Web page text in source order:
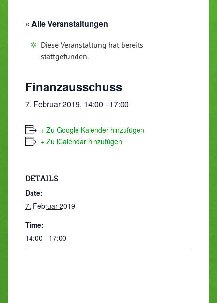
« Alle Veranstaltungen
Diese Veranstaltung hat bereits
stattgefunden.
Finanzausschuss
7. Februar 2019, 14:00 - 17:00
+ Zu Google Kalender hinzufügen
+ Zu iCalendar hinzufügen
DETAILS
Date:
7. Februar 2019
Time:
14:00 - 17:00